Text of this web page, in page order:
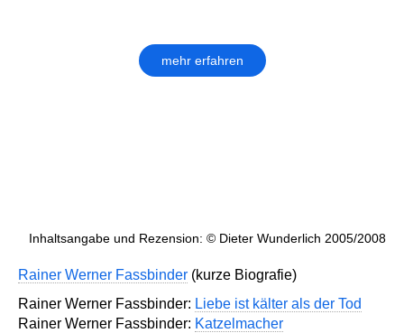
mehr erfahren
Inhaltsangabe und Rezension: © Dieter Wunderlich 2005/2008
Rainer Werner Fassbinder (kurze Biografie)
Rainer Werner Fassbinder: Liebe ist kälter als der Tod
Rainer Werner Fassbinder: Katzelmacher